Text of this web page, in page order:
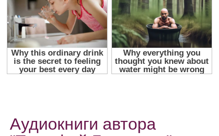
Аудиокниги автора